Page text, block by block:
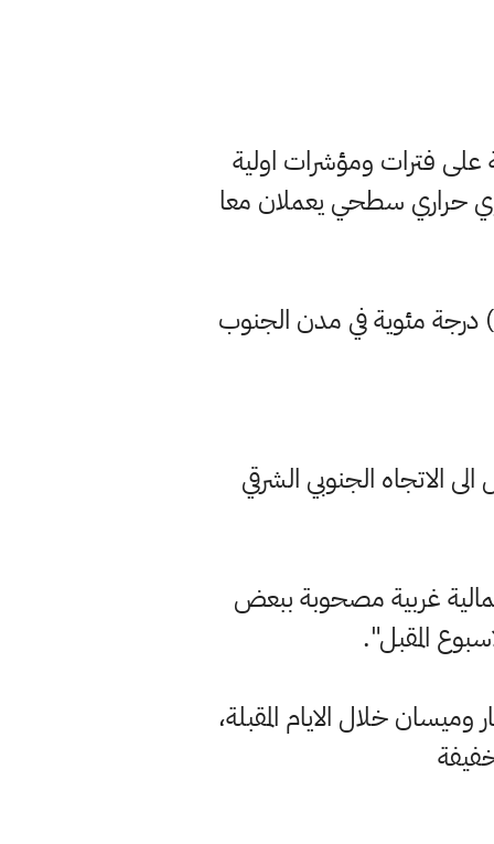
فترات ومؤشرات اولية
حراري سطحي يعملان معا
عطية : تسجل درجات الحرارة في الظل خلال النهار منتصف الاسبوع حوالي 50-51) درجة مئوية في مدن الجنوب
الجنوبي الشرقي
غربية مصحوبة ببعض
المقبل".
خلال الايام المقبلة،